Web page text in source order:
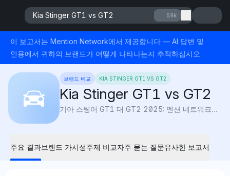
Kia Stinger GT1 vs GT2 59k
이 보고서는 Mention Network에서 제공합니다 — AI 답변 및
인용에서 귀하의 브랜드가 어떻게 나타나는지 추적하십시오.
브랜드 비교 KIA STINGER GT1 VS GT2
Kia Stinger GT1 vs GT2
기아 스팅어 GT1 대 GT2 2025: 멘션 네트워크의 AI 가시성은 기능, 럭셔리 및 가치를 비교하여 어떤 하이퍼포먼스 스팅어 트림이 귀하의 주행에 가장 적합한지를 보여줍니다.
주요 결과브랜드 가시성주제 비교자주 묻는 질문유사한 보고서